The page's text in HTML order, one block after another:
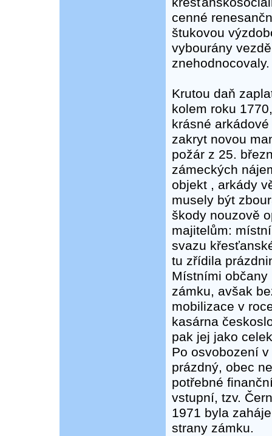
cenné
štukovou
vybourány
znehodnocovaly.
Krutou daň
kolem roku
krásné
zakryt novou
požár z 25.
zámeckých
objekt , arkády
musely být
škody nouzově
majitelům:
svazu
tu zřídila
Místními
zámku, avšak
mobilizace v
kasárna
pak jej jako
Po osvobození
prázdný, obec
potřebné
vstupní, tzv.
1971 byla
strany zámku.